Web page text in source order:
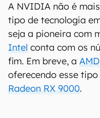
A NVIDIA não é
tipo de tecnologia
seja a pioneira com
Intel conta com os
fim. Em breve, a AMD
oferecendo esse
Radeon RX 9000.